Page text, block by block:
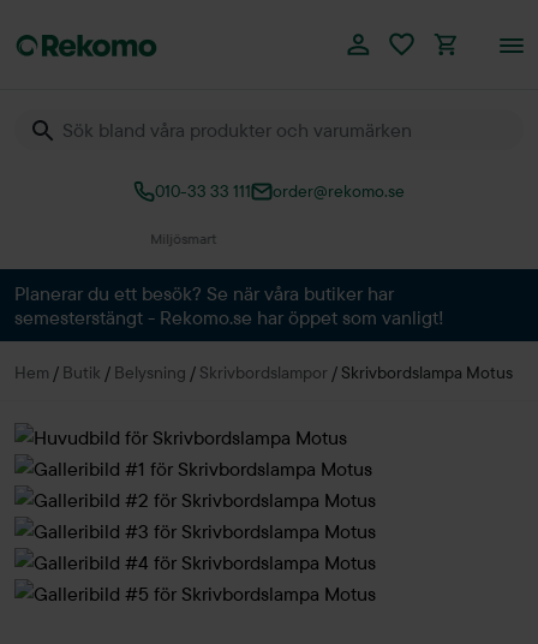
010-33 33 111 order@rekomo.se
Planerar du ett besök? Se när våra butiker har
semesterstängt - Rekomo.se har öppet som vanligt!
Hem / Butik / Belysning / Skrivbordslampor / Skrivbordslampa Motus